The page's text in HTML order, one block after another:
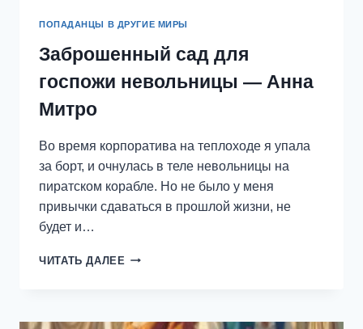
ПОПАДАНЦЫ В ДРУГИЕ МИРЫ
Заброшенный сад для
госпожи невольницы — Анна
Митро
Во время корпоратива на теплоходе я упала
за борт, и очнулась в теле невольницы на
пиратском корабле. Но не было у меня
привычки сдаваться в прошлой жизни, не
будет и…
ЧИТАТЬ ДАЛЕЕ ЗАБРОШЕННЫЙ
НЕВОЛЬНИЦЫ